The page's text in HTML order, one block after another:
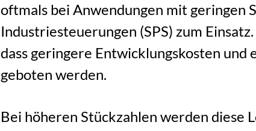
oftmals bei Anwendungen mit geringen
Industriesteuerungen (SPS) zum
dass geringere Entwicklungskosten und
geboten werden.
Bei höheren Stückzahlen werden diese